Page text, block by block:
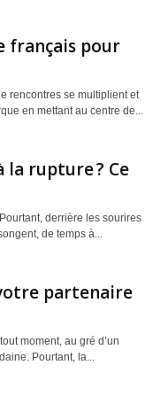
français pour
rencontres se multiplient et
en mettant au centre de...
rupture ? Ce
derrière les sourires
de temps à...
partenaire
moment, au gré d’un
Pourtant, la...